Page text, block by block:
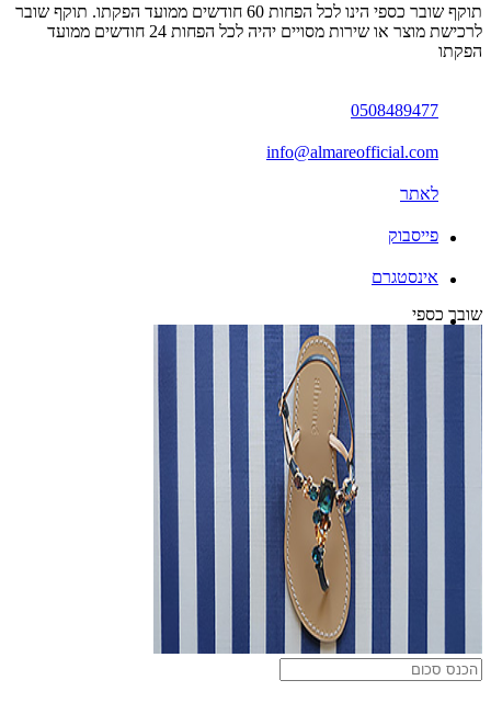
תוקף שובר כספי הינו לכל הפחות 60 חודשים ממועד הפקתו. תוקף שובר
לרכישת מוצר או שירות מסויים יהיה לכל הפחות 24 חודשים ממועד
הפקתו
0508489477
info@almareofficial.com
לאתר
פייסבוק
אינסטגרם
שובר כספי